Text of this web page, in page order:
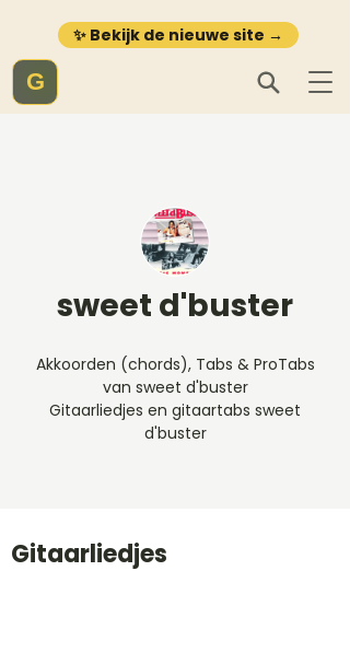
✨ Bekijk de nieuwe site →
G
sweet d'buster
Akkoorden (chords), Tabs & ProTabs
van sweet d'buster
Gitaarliedjes en gitaartabs sweet
d'buster
Gitaarliedjes